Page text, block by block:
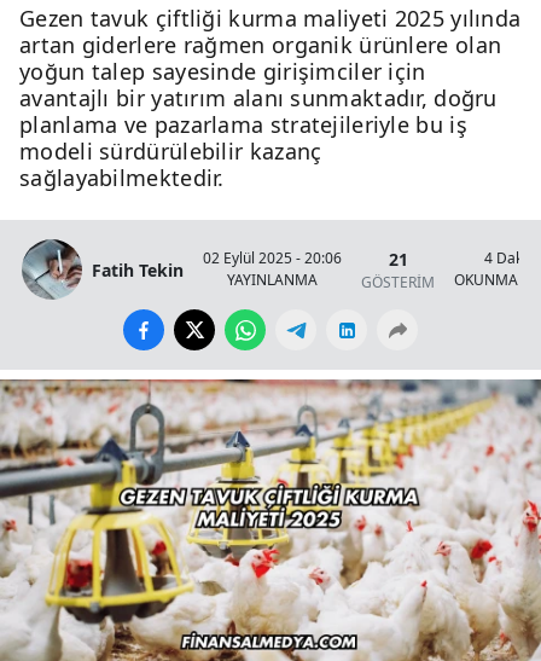
Gezen tavuk çiftliği kurma maliyeti 2025 yılında
artan giderlere rağmen organik ürünlere olan
yoğun talep sayesinde girişimciler için
avantajlı bir yatırım alanı sunmaktadır, doğru
planlama ve pazarlama stratejileriyle bu iş
modeli sürdürülebilir kazanç
sağlayabilmektedir.
Fatih Tekin
02 Eylül 2025 - 20:06
YAYINLANMA
21
GÖSTERİM
4 Dakika
OKUNMA